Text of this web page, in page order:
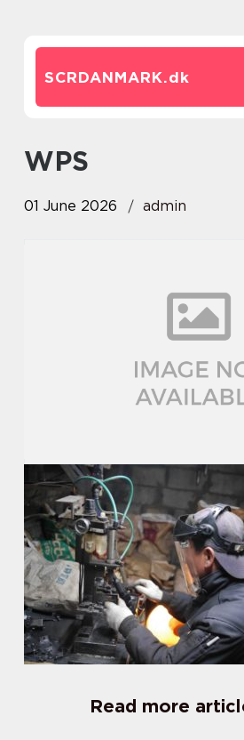
SCRDANMARK.dk
WPS
01 June 2026 admin
Read more